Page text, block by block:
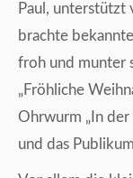
Paul, unterstützt
brachte
froh und munter
„Fröhliche
Ohrwurm „In der
und das